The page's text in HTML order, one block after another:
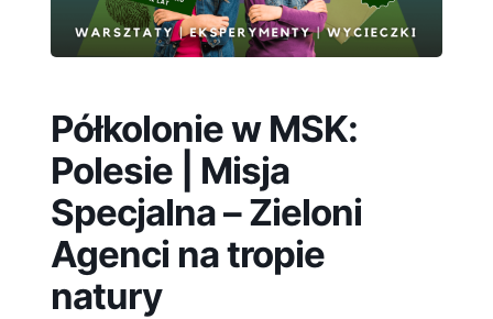
Półkolonie w MSK:
Polesie | Misja
Specjalna – Zieloni
Agenci na tropie
natury